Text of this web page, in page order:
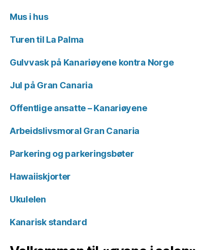
Mus i hus
Turen til La Palma
Gulvvask på Kanariøyene kontra Norge
Jul på Gran Canaria
Offentlige ansatte – Kanariøyene
Arbeidslivsmoral Gran Canaria
Parkering og parkeringsbøter
Hawaiiskjorter
Ukulelen
Kanarisk standard